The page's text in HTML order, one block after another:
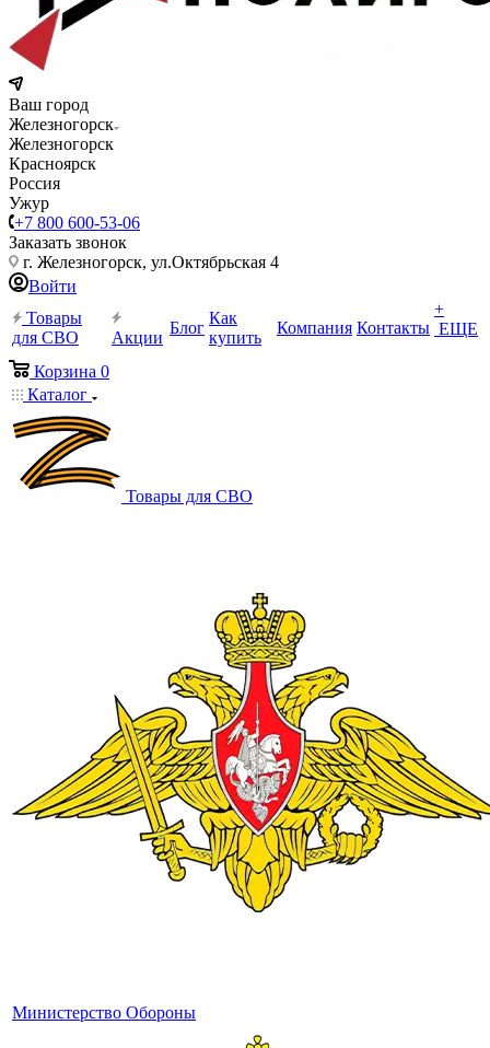
Ваш город
Железногорск
Железногорск
Красноярск
Россия
Ужур
+7 800 600-53-06
Заказать звонок
г. Железногорск, ул.Октябрьская 4
Войти
Товары
для СВО
Акции
Блог
Как
купить
Компания Контакты
+
ЕЩЕ
Корзина 0
Каталог
Товары для СВО
Министерство Обороны